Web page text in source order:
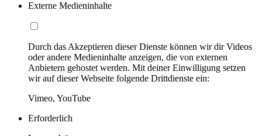
Externe Medieninhalte
Durch das Akzeptieren dieser Dienste können wir dir Videos
oder andere Medieninhalte anzeigen, die von externen
Anbietern gehostet werden. Mit deiner Einwilligung setzen
wir auf dieser Webseite folgende Drittdienste ein:
Vimeo, YouTube
Erforderlich